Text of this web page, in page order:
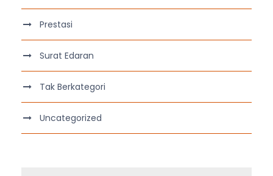
Prestasi
Surat Edaran
Tak Berkategori
Uncategorized